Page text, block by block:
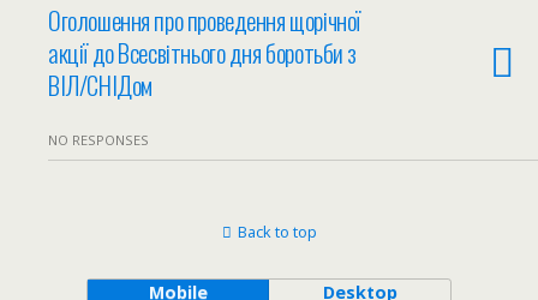
Оголошення про проведення щорічної
акції до Всесвітнього дня боротьби з
ВІЛ/СНІДом
NO RESPONSES
Back to top
Mobile Desktop